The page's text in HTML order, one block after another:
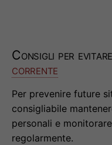
Consigli per
corrente
Per prevenire future
consigliabile
personali e
regolarmente.